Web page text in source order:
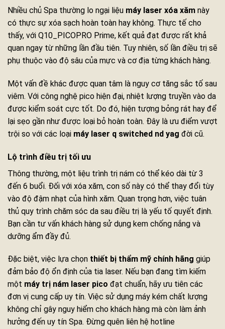
Nhiều chủ Spa thường lo ngại liệu máy laser xóa xăm này
có thực sự xóa sạch hoàn toàn hay không. Thực tế cho
thấy, với Q10_PICOPRO Prime, kết quả đạt được rất khả
quan ngay từ những lần đầu tiên. Tuy nhiên, số lần điều trị sẽ
phụ thuộc vào độ sâu của mực và cơ địa từng khách hàng.
Một vấn đề khác được quan tâm là nguy cơ tăng sắc tố sau
viêm. Với công nghệ pico hiện đại, nhiệt lượng truyền vào da
được kiểm soát cực tốt. Do đó, hiện tượng bỏng rát hay để
lại sẹo gần như được loại bỏ hoàn toàn. Đây là ưu điểm vượt
trội so với các loại máy laser q switched nd yag đời cũ.
Lộ trình điều trị tối ưu
Thông thường, một liệu trình trị nám có thể kéo dài từ 3
đến 6 buổi. Đối với xóa xăm, con số này có thể thay đổi tùy
vào độ đậm nhạt của hình xăm. Quan trọng hơn, việc tuân
thủ quy trình chăm sóc da sau điều trị là yếu tố quyết định.
Bạn cần tư vấn khách hàng sử dụng kem chống nắng và
dưỡng ẩm đầy đủ.
Đặc biệt, việc lựa chọn thiết bị thẩm mỹ chính hãng giúp
đảm bảo độ ổn định của tia laser. Nếu bạn đang tìm kiếm
một máy trị nám laser pico đạt chuẩn, hãy ưu tiên các
đơn vị cung cấp uy tín. Việc sử dụng máy kém chất lượng
không chỉ gây nguy hiểm cho khách hàng mà còn làm ảnh
hưởng đến uy tín Spa. Đừng quên liên hệ hotline